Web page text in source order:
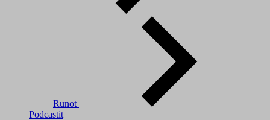
Runot
Podcastit